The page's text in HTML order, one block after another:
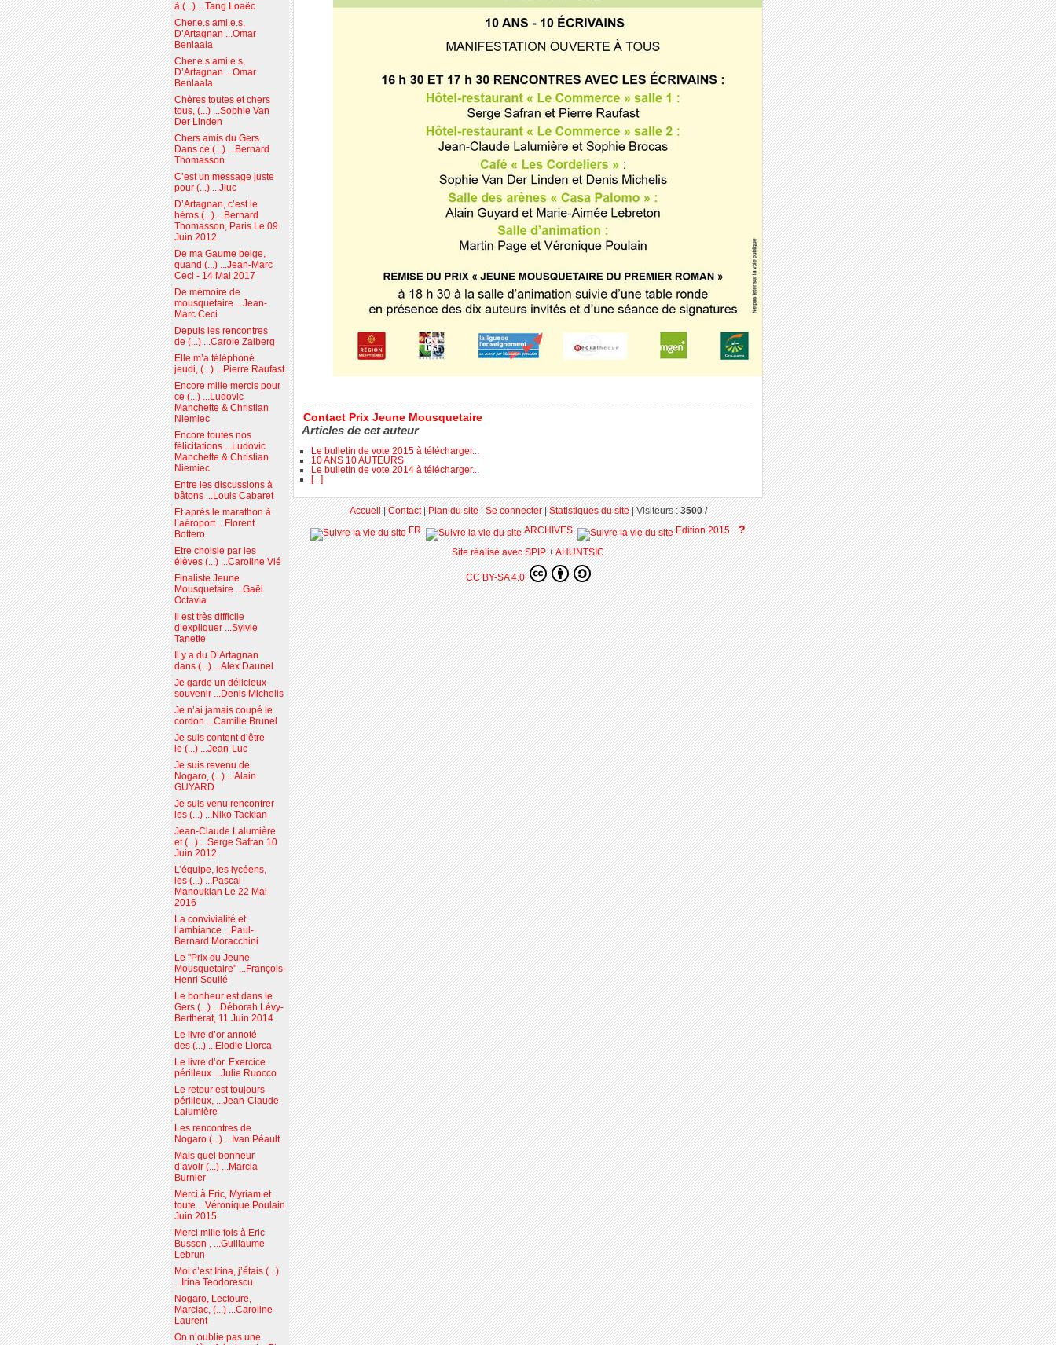
Contact Prix Jeune Mousquetaire
Articles de cet auteur
Le bulletin de vote 2015 à télécharger...
10 ANS 10 AUTEURS
Le bulletin de vote 2014 à télécharger...
[...]
à (...) ...Tang Loaëc
Cher.e.s ami.e.s,
D’Artagnan ...Omar
Benlaala
Cher.e.s ami.e.s,
D’Artagnan ...Omar
Benlaala
Chères toutes et chers
tous, (...) ...Sophie Van
Der Linden
Chers amis du Gers.
Dans ce (...) ...Bernard
Thomasson
C’est un message juste
pour (...) ...Jluc
D’Artagnan, c’est le
héros (...) ...Bernard
Thomasson, Paris Le 09
Juin 2012
De ma Gaume belge,
quand (...) ...Jean-Marc
Ceci - 14 Mai 2017
De mémoire de
mousquetaire... Jean-
Marc Ceci
Depuis les rencontres
de (...) ...Carole Zalberg
Elle m’a téléphoné
jeudi, (...) ...Pierre Raufast
Encore mille mercis pour
ce (...) ...Ludovic
Manchette & Christian
Niemiec
Encore toutes nos
félicitations ...Ludovic
Manchette & Christian
Niemiec
Entre les discussions à
bâtons ...Louis Cabaret
Et après le marathon à
l’aéroport ...Florent
Bottero
Etre choisie par les
élèves (...) ...Caroline Vié
Finaliste Jeune
Mousquetaire ...Gaël
Octavia
Il est très difficile
d’expliquer ...Sylvie
Tanette
Il y a du D’Artagnan
dans (...) ...Alex Daunel
Je garde un délicieux
souvenir ...Denis Michelis
Je n’ai jamais coupé le
cordon ...Camille Brunel
Je suis content d’être
le (...) ...Jean-Luc
Je suis revenu de
Nogaro, (...) ...Alain
GUYARD
Je suis venu rencontrer
les (...) ...Niko Tackian
Jean-Claude Lalumière
et (...) ...Serge Safran 10
Juin 2012
L’équipe, les lycéens,
les (...) ...Pascal
Manoukian Le 22 Mai
2016
La convivialité et
l’ambiance ...Paul-
Bernard Moracchini
Le "Prix du Jeune
Mousquetaire" ...François-
Henri Soulié
Le bonheur est dans le
Gers (...) ...Déborah Lévy-
Bertherat, 11 Juin 2014
Le livre d’or annoté
des (...) ...Elodie Llorca
Le livre d’or. Exercice
périlleux ...Julie Ruocco
Le retour est toujours
périlleux, ...Jean-Claude
Lalumière
Les rencontres de
Nogaro (...) ...Ivan Péault
Mais quel bonheur
d’avoir (...) ...Marcia
Burnier
Merci à Eric, Myriam et
toute ...Véronique Poulain
Juin 2015
Merci mille fois à Eric
Busson , ...Guillaume
Lebrun
Moi c’est Irina, j’étais (...)
...Irina Teodorescu
Nogaro, Lectoure,
Marciac, (...) ...Caroline
Laurent
On n’oublie pas une
Accueil|Contact|Plan du site|Se connecter|Statistiques du site|Visiteurs :3500 /
FR
ARCHIVES Edition 2015 ?
Site réalisé avec SPIP+AHUNTSIC
CC BY-SA 4.0